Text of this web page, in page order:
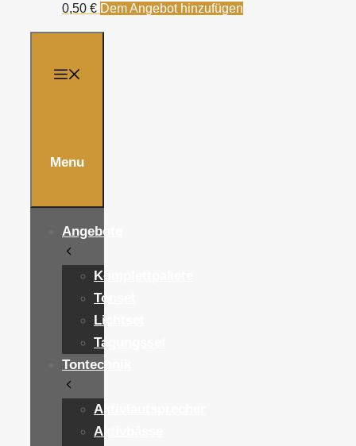
0,50 € Dem Angebot hinzufügen
Menu
Angebote
Komplettpakete
Tonset
Lichtset
Tagungsset
Tontechnik
Aktivlautsprecher
Aktivbässe